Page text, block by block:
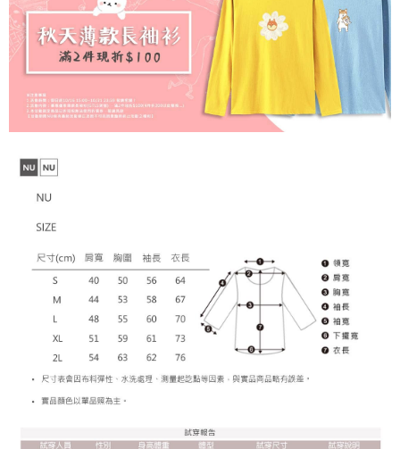
由本公司與您本人進行分期帳單所需資料之確認、核對及更正。
3.完整用戶服務條款，請詳閱以下連結：
https://oppay.tw/userRule
是否繳費成功／繳費後需取消欲退款等相關疑問，請聯繫「AFTEE先享後付
客戶支援中心」https://netprotections.freshdesk.com/support/home
【注意事項】
１．透過由恩沛科技股份有限公司提供之「AFTEE先享後付」服務完成之交
易，需依本服務之必要範圍內提供個人資料，並將交易相關給付款項請求債
權轉讓予恩沛科技股份有限公司。
２．關於個人資料處理事宜，請瀏覽以下網址：
https://aftee.tw/terms/#terms3
「AFTEE先享後付」，若未經同意申辦者引起之損失，本公司不負相關責
任。
４．使用「AFTEE先享後付」時，將依據個別帳號之用戶狀況，依本公司即
請求用戶進行身份認證。
恩沛科技股份有限公司將有權停止該用戶之使用額度並採取法律行動。
每筆NT$60，滿NT$899(含以上)免運費
宅配
每筆NT$65，滿NT$899(含以上)免運費